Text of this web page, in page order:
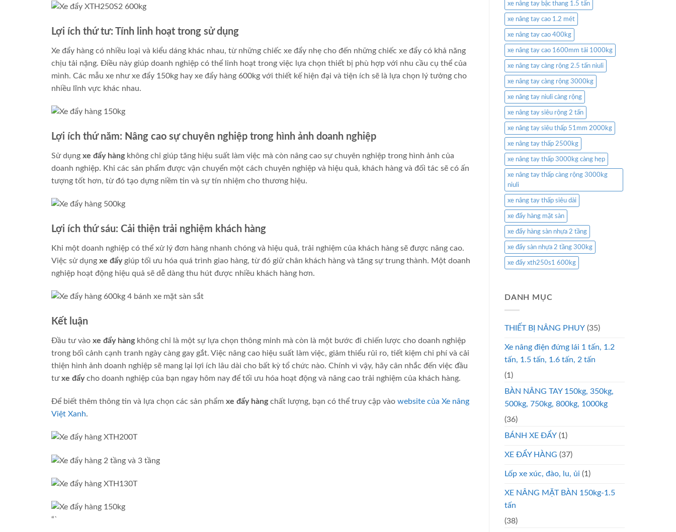
Lợi ích thứ tư: Tính linh hoạt trong sử dụng
Xe đẩy hàng có nhiều loại và kiểu dáng khác nhau, từ những chiếc xe đẩy nhẹ cho đến những chiếc xe đẩy có khả năng
chịu tải nặng. Điều này giúp doanh nghiệp có thể linh hoạt trong việc lựa chọn thiết bị phù hợp với nhu cầu cụ thể của
mình. Các mẫu xe như xe đẩy 150kg hay xe đẩy hàng 600kg với thiết kế hiện đại và tiện ích sẽ là lựa chọn lý tưởng cho
nhiều lĩnh vực khác nhau.
Lợi ích thứ năm: Nâng cao sự chuyên nghiệp trong hình ảnh doanh nghiệp
Sử dụng xe đẩy hàngkhông chỉ giúp tăng hiệu suất làm việc mà còn nâng cao sự chuyên nghiệp trong hình ảnh của
doanh nghiệp. Khi các sản phẩm được vận chuyển một cách chuyên nghiệp và hiệu quả, khách hàng và đối tác sẽ có ấn
tượng tốt hơn, từ đó tạo dựng niềm tin và sự tín nhiệm cho thương hiệu.
Lợi ích thứ sáu: Cải thiện trải nghiệm khách hàng
Khi một doanh nghiệp có thể xử lý đơn hàng nhanh chóng và hiệu quả, trải nghiệm của khách hàng sẽ được nâng cao.
Việc sử dụng xe đẩygiúp tối ưu hóa quá trình giao hàng, từ đó giữ chân khách hàng và tăng sự trung thành. Một doanh
nghiệp hoạt động hiệu quả sẽ dễ dàng thu hút được nhiều khách hàng hơn.
Kết luận
Đầu tư vào xe đẩy hàngkhông chỉ là một sự lựa chọn thông minh mà còn là một bước đi chiến lược cho doanh nghiệp
trong bối cảnh cạnh tranh ngày càng gay gắt. Việc nâng cao hiệu suất làm việc, giảm thiểu rủi ro, tiết kiệm chi phí và cải
thiện hình ảnh doanh nghiệp sẽ mang lại lợi ích lâu dài cho bất kỳ tổ chức nào. Chính vì vậy, hãy cân nhắc đến việc đầu
tưxe đẩycho doanh nghiệp của bạn ngay hôm nay để tối ưu hóa hoạt động và nâng cao trải nghiệm của khách hàng.
Để biết thêm thông tin và lựa chọn các sản phẩm xe đẩy hàngchất lượng, bạn có thể truy cập vào website của Xe nâng
Việt Xanh.
“`
xe nâng tay bậc thang 1.5 tấn
xe nâng tay cao 1.2 mét
xe nâng tay cao 400kg
xe nâng tay cao 1600mm tải 1000kg
xe nâng tay càng rộng 2.5 tấn niuli
xe nâng tay càng rộng 3000kg
xe nâng tay niuli càng rộng
xe nâng tay siêu rộng 2 tấn
xe nâng tay siêu thấp 51mm 2000kg
xe nâng tay thấp 2500kg
xe nâng tay thấp 3000kg càng hẹp
xe nâng tay thấp càng rộng 3000kg
niuli
xe nâng tay thấp siêu dài
xe đẩy hàng mặt sàn
xe đẩy hàng sàn nhựa 2 tầng
xe đẩy sàn nhựa 2 tầng 300kg
xe đẩy xth250s1 600kg
DANH MỤC
THIẾT BỊ NÂNG PHUY (35)
Xe nâng điện đứng lái 1 tấn, 1.2
tấn, 1.5 tấn, 1.6 tấn, 2 tấn
(1)
BÀN NÂNG TAY 150kg, 350kg,
500kg, 750kg, 800kg, 1000kg
(36)
BÁNH XE ĐẨY (1)
XE ĐẨY HÀNG (37)
Lốp xe xúc, đào, lu, ủi (1)
XE NÂNG MẶT BÀN 150kg-1.5
tấn
(38)